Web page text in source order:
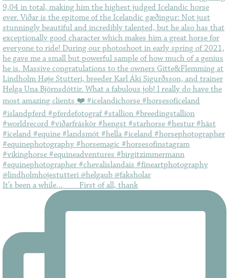
It’s been a while…⠀ ⠀ First of all, thank